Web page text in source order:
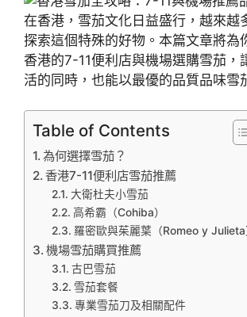
在香港，雪茄文化日益盛行，越來越
探索這個特殊的好物。本篇文章將為
香港的7-11便利店與機場選購雪茄，
活的同時，也能以最優的品質品味雪
Table of Contents
為何選擇雪茄？
香港7-11便利店雪茄推薦
大衛杜夫小雪茄
高希霸（Cohiba）
羅密歐與茱麗葉（Romeo y Julieta
機場雪茄購買推薦
古巴雪茄
雪茄套餐
專業雪茄刀及相關配件